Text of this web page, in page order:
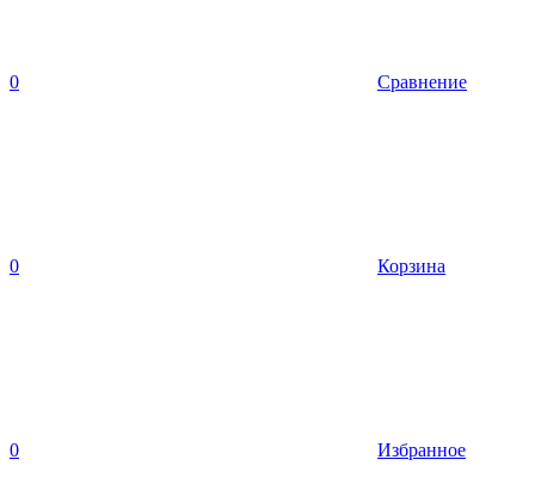
0 Сравнение
0 Корзина
0 Избранное